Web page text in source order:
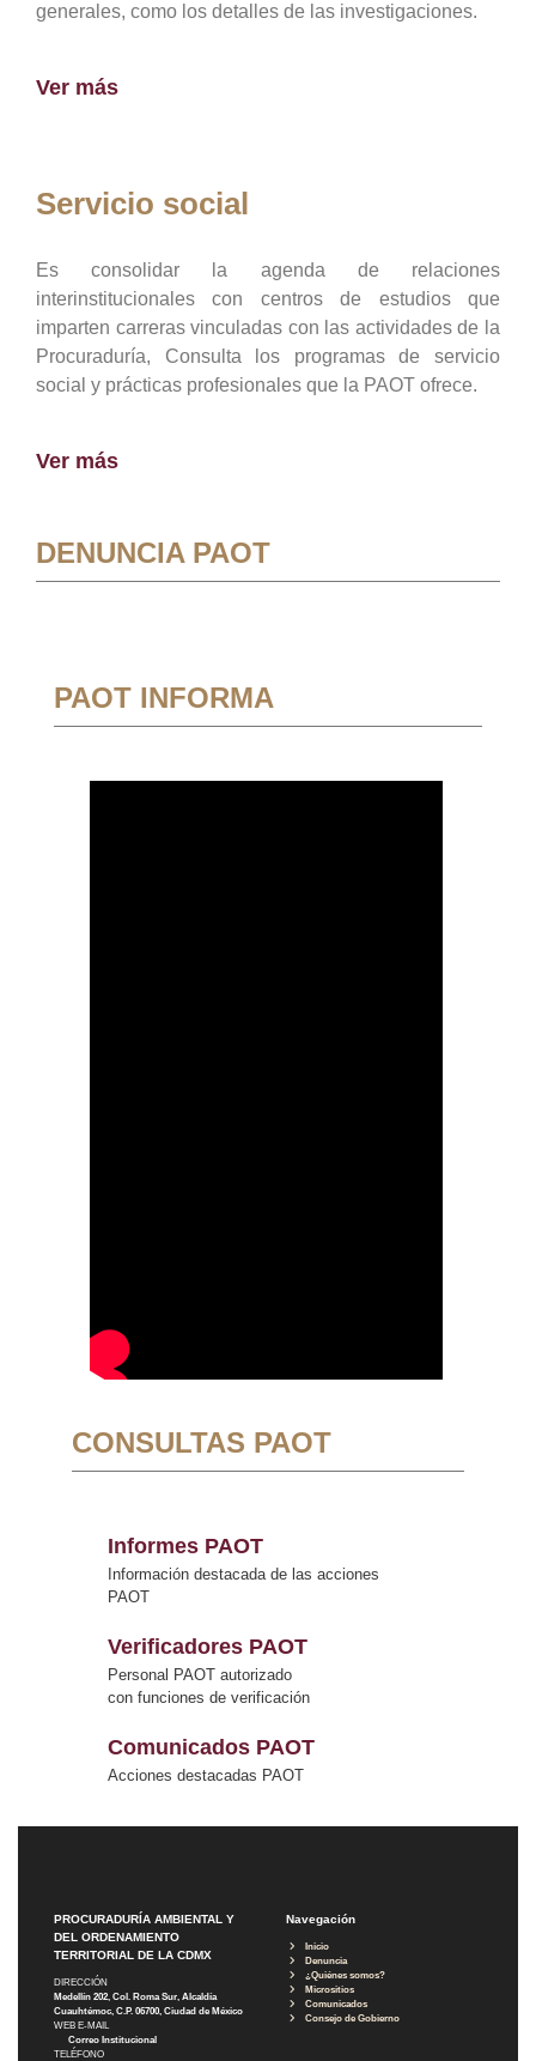
generales, como los detalles de las investigaciones.
Ver más
Servicio social
Es consolidar la agenda de relaciones
interinstitucionales con centros de estudios que
imparten carreras vinculadas con las actividades de la
Procuraduría, Consulta los programas de servicio
social y prácticas profesionales que la PAOT ofrece.
Ver más
DENUNCIA PAOT
PAOT INFORMA
CONSULTAS PAOT
Informes PAOT
Información destacada de las acciones
PAOT
Verificadores PAOT
Personal PAOT autorizado
con funciones de verificación
Comunicados PAOT
Acciones destacadas PAOT
PROCURADURÍA AMBIENTAL Y
DEL ORDENAMIENTO
TERRITORIAL DE LA CDMX
DIRECCIÓN
Medellín 202, Col. Roma Sur, Alcaldía
Cuauhtémoc, C.P. 06700, Ciudad de México
WEB E-MAIL
Correo Institucional
TELÉFONO
Navegación
Inicio
Denuncia
¿Quiénes somos?
Micrositios
Comunicados
Consejo de Gobierno